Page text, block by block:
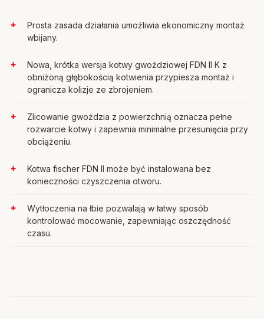
Prosta zasada działania umożliwia ekonomiczny montaż
wbijany.
Nowa, krótka wersja kotwy gwoździowej FDN II K z
obniżoną głębokością kotwienia przypiesza montaż i
ogranicza kolizje ze zbrojeniem.
Zlicowanie gwoździa z powierzchnią oznacza pełne
rozwarcie kotwy i zapewnia minimalne przesunięcia przy
obciążeniu.
Kotwa fischer FDN II może być instalowana bez
konieczności czyszczenia otworu.
Wytłoczenia na łbie pozwalają w łatwy sposób
kontrolować mocowanie, zapewniając oszczędność
czasu.